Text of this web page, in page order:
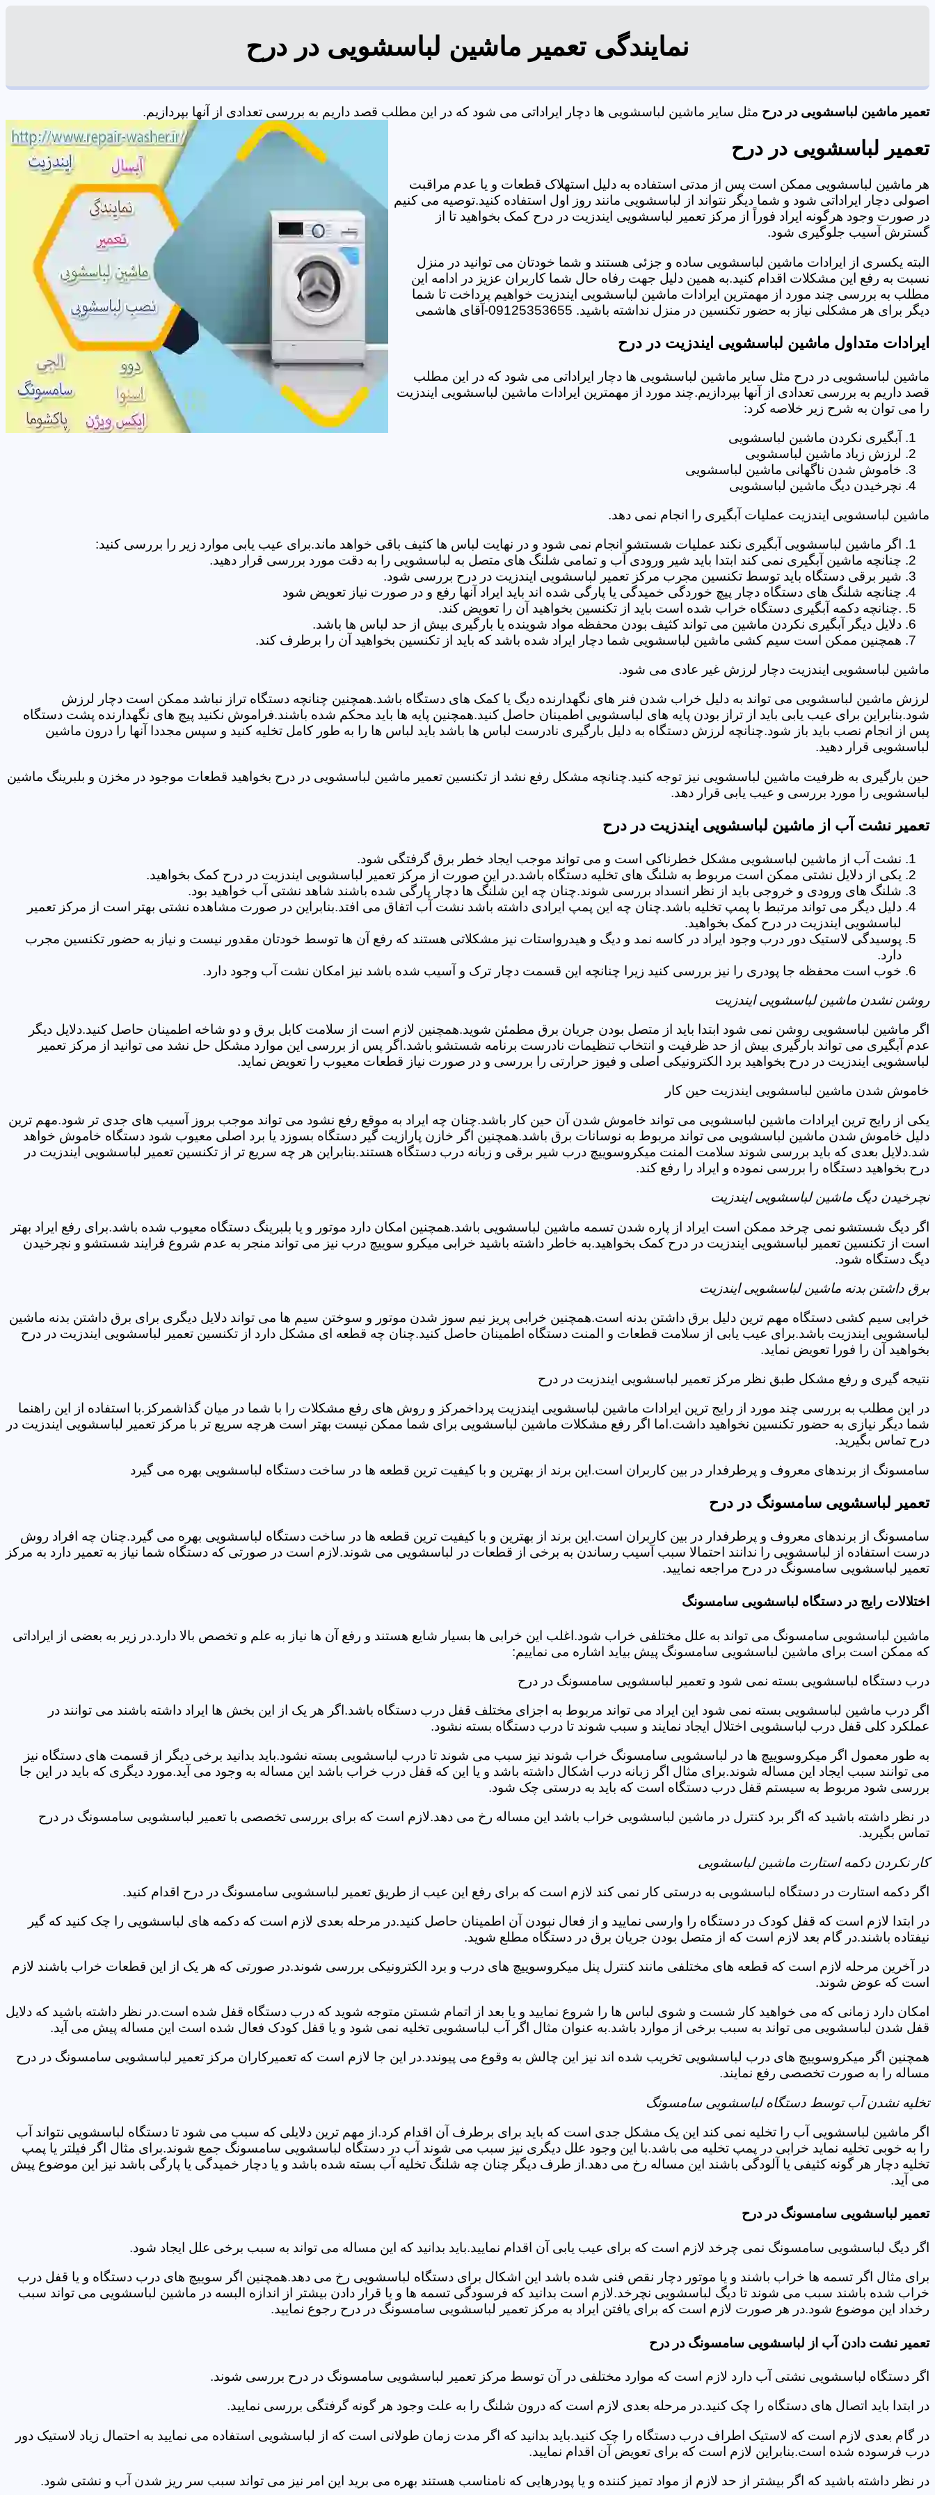
نمایندگی تعمیر ماشین لباسشویی در درح
تعمیر ماشین لباسشویی در درح مثل سایر ماشین لباسشویی ها دچار ایراداتی می شود که در این مطلب قصد داریم به بررسی تعدادی از آنها بپردازیم.
تعمیر لباسشویی در درح
هر ماشین لباسشویی ممکن است پس از مدتی استفاده به دلیل استهلاک قطعات و یا عدم مراقبت
اصولی دچار ایراداتی شود و شما دیگر نتواند از لباسشویی مانند روز اول استفاده کنید.توصیه می کنیم
در صورت وجود هرگونه ایراد فوراً از مرکز تعمیر لباسشویی ایندزیت در درح کمک بخواهید تا از
گسترش آسیب جلوگیری شود.
البته یکسری از ایرادات ماشین لباسشویی ساده و جزئی هستند و شما خودتان می توانید در منزل
نسبت به رفع این مشکلات اقدام کنید.به همین دلیل جهت رفاه حال شما کاربران عزیز در ادامه این
مطلب به بررسی چند مورد از مهمترین ایرادات ماشین لباسشویی ایندزیت خواهیم پرداخت تا شما
دیگر برای هر مشکلی نیاز به حضور تکنسین در منزل نداشته باشید. 09125353655-آقای هاشمی
ایرادات متداول ماشین لباسشویی ایندزیت در درح
ماشین لباسشویی در درح مثل سایر ماشین لباسشویی ها دچار ایراداتی می شود که در این مطلب
قصد داریم به بررسی تعدادی از آنها بپردازیم.چند مورد از مهمترین ایرادات ماشین لباسشویی ایندزیت
را می توان به شرح زیر خلاصه کرد:
آبگیری نکردن ماشین لباسشویی
لرزش زیاد ماشین لباسشویی
خاموش شدن ناگهانی ماشین لباسشویی
نچرخیدن دیگ ماشین لباسشویی
ماشین لباسشویی ایندزیت عملیات آبگیری را انجام نمی دهد.
اگر ماشین لباسشویی آبگیری نکند عملیات شستشو انجام نمی شود و در نهایت لباس ها کثیف باقی خواهد ماند.برای عیب یابی موارد زیر را بررسی کنید:
چنانچه ماشین آبگیری نمی کند ابتدا باید شیر ورودی آب و تمامی شلنگ های متصل به لباسشویی را به دقت مورد بررسی قرار دهید.
شیر برقی دستگاه باید توسط تکنسین مجرب مرکز تعمیر لباسشویی ایندزیت در درح بررسی شود.
چنانچه شلنگ های دستگاه دچار پیچ خوردگی خمیدگی یا پارگی شده اند باید ایراد آنها رفع و در صورت نیاز تعویض شود
.چنانچه دکمه آبگیری دستگاه خراب شده است باید از تکنسین بخواهید آن را تعویض کند.
دلایل دیگر آبگیری نکردن ماشین می تواند کثیف بودن محفظه مواد شوینده یا بارگیری بیش از حد لباس ها باشد.
همچنین ممکن است سیم کشی ماشین لباسشویی شما دچار ایراد شده باشد که باید از تکنسین بخواهید آن را برطرف کند.
ماشین لباسشویی ایندزیت دچار لرزش غیر عادی می شود.
لرزش ماشین لباسشویی می تواند به دلیل خراب شدن فنر های نگهدارنده دیگ یا کمک های دستگاه باشد.همچنین چنانچه دستگاه تراز نباشد ممکن است دچار لرزش
شود.بنابراین برای عیب یابی باید از تراز بودن پایه های لباسشویی اطمینان حاصل کنید.همچنین پایه ها باید محکم شده باشند.فراموش نکنید پیچ های نگهدارنده پشت دستگاه
پس از انجام نصب باید باز شود.چنانچه لرزش دستگاه به دلیل بارگیری نادرست لباس ها باشد باید لباس ها را به طور کامل تخلیه کنید و سپس مجددا آنها را درون ماشین
لباسشویی قرار دهید.
حین بارگیری به ظرفیت ماشین لباسشویی نیز توجه کنید.چنانچه مشکل رفع نشد از تکنسین تعمیر ماشین لباسشویی در درح بخواهید قطعات موجود در مخزن و بلبرینگ ماشین
لباسشویی را مورد بررسی و عیب یابی قرار دهد.
تعمیر نشت آب از ماشین لباسشویی ایندزیت در درح
نشت آب از ماشین لباسشویی مشکل خطرناکی است و می تواند موجب ایجاد خطر برق گرفتگی شود.
یکی از دلایل نشتی ممکن است مربوط به شلنگ های تخلیه دستگاه باشد.در این صورت از مرکز تعمیر لباسشویی ایندزیت در درح کمک بخواهید.
شلنگ های ورودی و خروجی باید از نظر انسداد بررسی شوند.چنان چه این شلنگ ها دچار پارگی شده باشند شاهد نشتی آب خواهید بود.
دلیل دیگر می تواند مرتبط با پمپ تخلیه باشد.چنان چه این پمپ ایرادی داشته باشد نشت آب اتفاق می افتد.بنابراین در صورت مشاهده نشتی بهتر است از مرکز تعمیر
لباسشویی ایندزیت در درح کمک بخواهید.
پوسیدگی لاستیک دور درب وجود ایراد در کاسه نمد و دیگ و هیدرواستات نیز مشکلاتی هستند که رفع آن ها توسط خودتان مقدور نیست و نیاز به حضور تکنسین مجرب
دارد.
خوب است محفظه جا پودری را نیز بررسی کنید زیرا چنانچه این قسمت دچار ترک و آسیب شده باشد نیز امکان نشت آب وجود دارد.
روشن نشدن ماشین لباسشویی ایندزیت
اگر ماشین لباسشویی روشن نمی شود ابتدا باید از متصل بودن جریان برق مطمئن شوید.همچنین لازم است از سلامت کابل برق و دو شاخه اطمینان حاصل کنید.دلایل دیگر
عدم آبگیری می تواند بارگیری بیش از حد ظرفیت و انتخاب تنظیمات نادرست برنامه شستشو باشد.اگر پس از بررسی این موارد مشکل حل نشد می توانید از مرکز تعمیر
لباسشویی ایندزیت در درح بخواهید برد الکترونیکی اصلی و فیوز حرارتی را بررسی و در صورت نیاز قطعات معیوب را تعویض نماید.
خاموش شدن ماشین لباسشویی ایندزیت حین کار
یکی از رایج ترین ایرادات ماشین لباسشویی می تواند خاموش شدن آن حین کار باشد.چنان چه ایراد به موقع رفع نشود می تواند موجب بروز آسیب های جدی تر شود.مهم ترین
دلیل خاموش شدن ماشین لباسشویی می تواند مربوط به نوسانات برق باشد.همچنین اگر خازن پارازیت گیر دستگاه بسوزد یا برد اصلی معیوب شود دستگاه خاموش خواهد
شد.دلایل بعدی که باید بررسی شوند سلامت المنت میکروسوییچ درب شیر برقی و زبانه درب دستگاه هستند.بنابراین هر چه سریع تر از تکنسین تعمیر لباسشویی ایندزیت در
درح بخواهید دستگاه را بررسی نموده و ایراد را رفع کند.
نچرخیدن دیگ ماشین لباسشویی ایندزیت
اگر دیگ شستشو نمی چرخد ممکن است ایراد از پاره شدن تسمه ماشین لباسشویی باشد.همچنین امکان دارد موتور و یا بلبرینگ دستگاه معیوب شده باشد.برای رفع ایراد بهتر
است از تکنسین تعمیر لباسشویی ایندزیت در درح کمک بخواهید.به خاطر داشته باشید خرابی میکرو سوییچ درب نیز می تواند منجر به عدم شروع فرایند شستشو و نچرخیدن
دیگ دستگاه شود.
برق داشتن بدنه ماشین لباسشویی ایندزیت
خرابی سیم کشی دستگاه مهم ترین دلیل برق داشتن بدنه است.همچنین خرابی پریز نیم سوز شدن موتور و سوختن سیم ها می تواند دلایل دیگری برای برق داشتن بدنه ماشین
لباسشویی ایندزیت باشد.برای عیب یابی از سلامت قطعات و المنت دستگاه اطمینان حاصل کنید.چنان چه قطعه ای مشکل دارد از تکنسین تعمیر لباسشویی ایندزیت در درح
بخواهید آن را فورا تعویض نماید.
نتیجه گیری و رفع مشکل طبق نظر مرکز تعمیر لباسشویی ایندزیت در درح
در این مطلب به بررسی چند مورد از رایج ترین ایرادات ماشین لباسشویی ایندزیت پرداخمرکز و روش های رفع مشکلات را با شما در میان گذاشمرکز.با استفاده از این راهنما
شما دیگر نیازی به حضور تکنسین نخواهید داشت.اما اگر رفع مشکلات ماشین لباسشویی برای شما ممکن نیست بهتر است هرچه سریع تر با مرکز تعمیر لباسشویی ایندزیت در
درح تماس بگیرید.
سامسونگ از برندهای معروف و پرطرفدار در بین کاربران است.این برند از بهترین و با کیفیت ترین قطعه ها در ساخت دستگاه لباسشویی بهره می گیرد
تعمیر لباسشویی سامسونگ در درح
سامسونگ از برندهای معروف و پرطرفدار در بین کاربران است.این برند از بهترین و با کیفیت ترین قطعه ها در ساخت دستگاه لباسشویی بهره می گیرد.چنان چه افراد روش
درست استفاده از لباسشویی را ندانند احتمالا سبب آسیب رساندن به برخی از قطعات در لباسشویی می شوند.لازم است در صورتی که دستگاه شما نیاز به تعمیر دارد به مرکز
تعمیر لباسشویی سامسونگ در درح مراجعه نمایید.
اختلالات رایج در دستگاه لباسشویی سامسونگ
ماشین لباسشویی سامسونگ می تواند به علل مختلفی خراب شود.اغلب این خرابی ها بسیار شایع هستند و رفع آن ها نیاز به علم و تخصص بالا دارد.در زیر به بعضی از ایراداتی
که ممکن است برای ماشین لباسشویی سامسونگ پیش بیاید اشاره می نماییم:
درب دستگاه لباسشویی بسته نمی شود و تعمیر لباسشویی سامسونگ در درح
اگر درب ماشین لباسشویی بسته نمی شود این ایراد می تواند مربوط به اجزای مختلف قفل درب دستگاه باشد.اگر هر یک از این بخش ها ایراد داشته باشند می توانند در
عملکرد کلی قفل درب لباسشویی اختلال ایجاد نمایند و سبب شوند تا درب دستگاه بسته نشود.
به طور معمول اگر میکروسوییچ ها در لباسشویی سامسونگ خراب شوند نیز سبب می شوند تا درب لباسشویی بسته نشود.باید بدانید برخی دیگر از قسمت های دستگاه نیز
می توانند سبب ایجاد این مساله شوند.برای مثال اگر زبانه درب اشکال داشته باشد و یا این که قفل درب خراب باشد این مساله به وجود می آید.مورد دیگری که باید در این جا
بررسی شود مربوط به سیستم قفل درب دستگاه است که باید به درستی چک شود.
در نظر داشته باشید که اگر برد کنترل در ماشین لباسشویی خراب باشد این مساله رخ می دهد.لازم است که برای بررسی تخصصی با تعمیر لباسشویی سامسونگ در درح
تماس بگیرید.
کار نکردن دکمه استارت ماشین لباسشویی
اگر دکمه استارت در دستگاه لباسشویی به درستی کار نمی کند لازم است که برای رفع این عیب از طریق تعمیر لباسشویی سامسونگ در درح اقدام کنید.
در ابتدا لازم است که قفل کودک در دستگاه را وارسی نمایید و از فعال نبودن آن اطمینان حاصل کنید.در مرحله بعدی لازم است که دکمه های لباسشویی را چک کنید که گیر
نیفتاده باشند.در گام بعد لازم است که از متصل بودن جریان برق در دستگاه مطلع شوید.
در آخرین مرحله لازم است که قطعه های مختلفی مانند کنترل پنل میکروسوییچ های درب و برد الکترونیکی بررسی شوند.در صورتی که هر یک از این قطعات خراب باشند لازم
است که عوض شوند.
امکان دارد زمانی که می خواهید کار شست و شوی لباس ها را شروع نمایید و یا بعد از اتمام شستن متوجه شوید که درب دستگاه قفل شده است.در نظر داشته باشید که دلایل
قفل شدن لباسشویی می تواند به سبب برخی از موارد باشد.به عنوان مثال اگر آب لباسشویی تخلیه نمی شود و یا قفل کودک فعال شده است این مساله پیش می آید.
همچنین اگر میکروسوییچ های درب لباسشویی تخریب شده اند نیز این چالش به وقوع می پیوندد.در این جا لازم است که تعمیرکاران مرکز تعمیر لباسشویی سامسونگ در درح
مساله را به صورت تخصصی رفع نمایند.
تخلیه نشدن آب توسط دستگاه لباسشویی سامسونگ
اگر ماشین لباسشویی آب را تخلیه نمی کند این یک مشکل جدی است که باید برای برطرف آن اقدام کرد.از مهم ترین دلایلی که سبب می شود تا دستگاه لباسشویی نتواند آب
را به خوبی تخلیه نماید خرابی در پمپ تخلیه می باشد.با این وجود علل دیگری نیز سبب می شوند آب در دستگاه لباسشویی سامسونگ جمع شوند.برای مثال اگر فیلتر یا پمپ
تخلیه دچار هر گونه کثیفی یا آلودگی باشند این مساله رخ می دهد.از طرف دیگر چنان چه شلنگ تخلیه آب بسته شده باشد و یا دچار خمیدگی یا پارگی باشد نیز این موضوع پیش
می آید.
تعمیر لباسشویی سامسونگ در درح
اگر دیگ لباسشویی سامسونگ نمی چرخد لازم است که برای عیب یابی آن اقدام نمایید.باید بدانید که این مساله می تواند به سبب برخی علل ایجاد شود.
برای مثال اگر تسمه ها خراب باشند و یا موتور دچار نقص فنی شده باشد این اشکال برای دستگاه لباسشویی رخ می دهد.همچنین اگر سوییچ های درب دستگاه و یا قفل درب
خراب شده باشند سبب می شوند تا دیگ لباسشویی نچرخد.لازم است بدانید که فرسودگی تسمه ها و یا قرار دادن بیشتر از اندازه البسه در ماشین لباسشویی می تواند سبب
رخداد این موضوع شود.در هر صورت لازم است که برای یافتن ایراد به مرکز تعمیر لباسشویی سامسونگ در درح رجوع نمایید.
تعمیر نشت دادن آب از لباسشویی سامسونگ در درح
اگر دستگاه لباسشویی نشتی آب دارد لازم است که موارد مختلفی در آن توسط مرکز تعمیر لباسشویی سامسونگ در درح بررسی شوند.
در ابتدا باید اتصال های دستگاه را چک کنید.در مرحله بعدی لازم است که درون شلنگ را به علت وجود هر گونه گرفتگی بررسی نمایید.
در گام بعدی لازم است که لاستیک اطراف درب دستگاه را چک کنید.باید بدانید که اگر مدت زمان طولانی است که از لباسشویی استفاده می نمایید به احتمال زیاد لاستیک دور
درب فرسوده شده است.بنابراین لازم است که برای تعویض آن اقدام نمایید.
در نظر داشته باشید که اگر بیشتر از حد لازم از مواد تمیز کننده و یا پودرهایی که نامناسب هستند بهره می برید این امر نیز می تواند سبب سر ریز شدن آب و نشتی شود.